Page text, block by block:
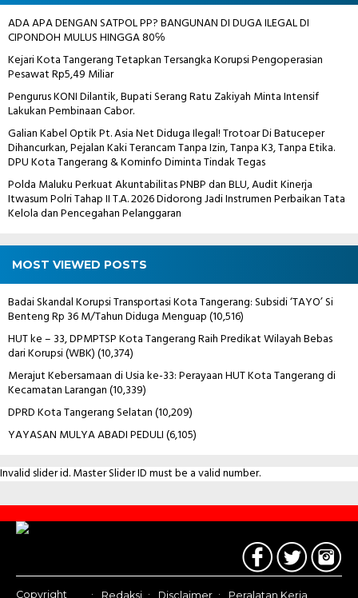
ADA APA DENGAN SATPOL PP? BANGUNAN DI DUGA ILEGAL DI
CIPONDOH MULUS HINGGA 80℅
Kejari Kota Tangerang Tetapkan Tersangka Korupsi Pengoperasian
Pesawat Rp5,49 Miliar
Pengurus KONI Dilantik, Bupati Serang Ratu Zakiyah Minta Intensif
Lakukan Pembinaan Cabor.
Galian Kabel Optik Pt. Asia Net Diduga Ilegal! Trotoar Di Batuceper
Dihancurkan, Pejalan Kaki Terancam Tanpa Izin, Tanpa K3, Tanpa Etika.
DPU Kota Tangerang & Kominfo Diminta Tindak Tegas
Polda Maluku Perkuat Akuntabilitas PNBP dan BLU, Audit Kinerja
Itwasum Polri Tahap II T.A. 2026 Didorong Jadi Instrumen Perbaikan Tata
Kelola dan Pencegahan Pelanggaran
MOST VIEWED POSTS
Badai Skandal Korupsi Transportasi Kota Tangerang: Subsidi ‘TAYO’ Si
Benteng Rp 36 M/Tahun Diduga Menguap(10,516)
HUT ke – 33, DPMPTSP Kota Tangerang Raih Predikat Wilayah Bebas
dari Korupsi (WBK)(10,374)
Merajut Kebersamaan di Usia ke-33: Perayaan HUT Kota Tangerang di
Kecamatan Larangan(10,339)
DPRD Kota Tangerang Selatan(10,209)
YAYASAN MULYA ABADI PEDULI(6,105)
Invalid slider id. Master Slider ID must be a valid number.
Contact
Us
Copyright Redaksi Disclaimer Peralatan Kerja